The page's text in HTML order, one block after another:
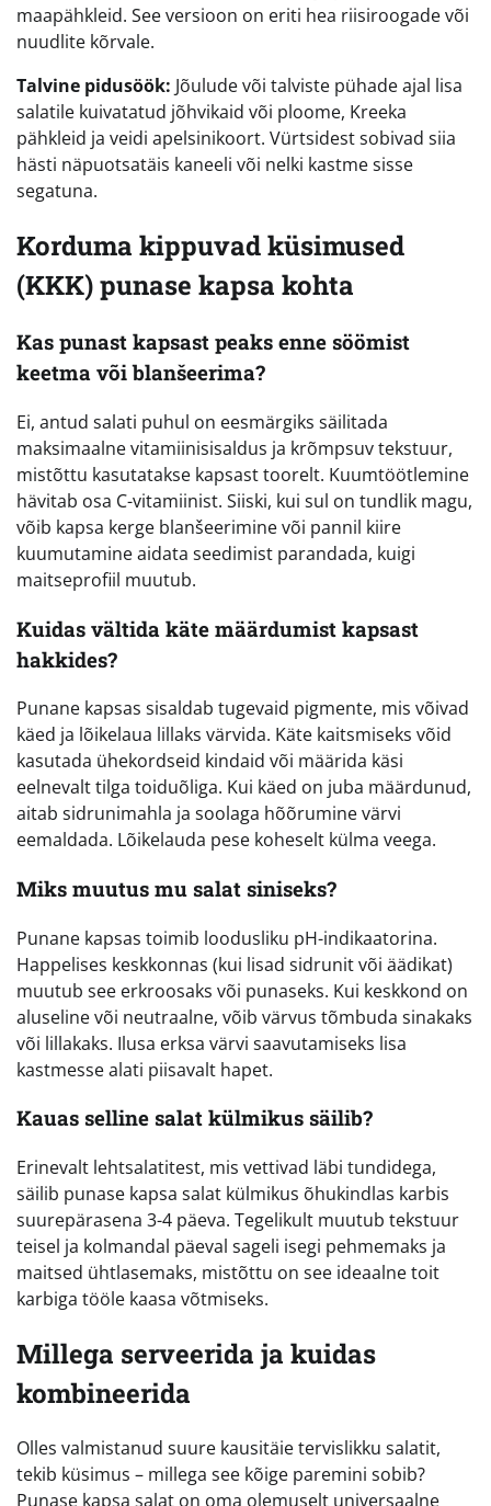
maapähkleid. See versioon on eriti hea riisiroogade või
nuudlite kõrvale.
Talvine pidusöök: Jõulude või talviste pühade ajal lisa
salatile kuivatatud jõhvikaid või ploome, Kreeka
pähkleid ja veidi apelsinikoort. Vürtsidest sobivad siia
hästi näpuotsatäis kaneeli või nelki kastme sisse
segatuna.
Korduma kippuvad küsimused
(KKK) punase kapsa kohta
Kas punast kapsast peaks enne söömist
keetma või blanšeerima?
Ei, antud salati puhul on eesmärgiks säilitada
maksimaalne vitamiinisisaldus ja krõmpsuv tekstuur,
mistõttu kasutatakse kapsast toorelt. Kuumtöötlemine
hävitab osa C-vitamiinist. Siiski, kui sul on tundlik magu,
võib kapsa kerge blanšeerimine või pannil kiire
kuumutamine aidata seedimist parandada, kuigi
maitseprofiil muutub.
Kuidas vältida käte määrdumist kapsast
hakkides?
Punane kapsas sisaldab tugevaid pigmente, mis võivad
käed ja lõikelaua lillaks värvida. Käte kaitsmiseks võid
kasutada ühekordseid kindaid või määrida käsi
eelnevalt tilga toiduõliga. Kui käed on juba määrdunud,
aitab sidrunimahla ja soolaga hõõrumine värvi
eemaldada. Lõikelauda pese koheselt külma veega.
Miks muutus mu salat siniseks?
Punane kapsas toimib loodusliku pH-indikaatorina.
Happelises keskkonnas (kui lisad sidrunit või äädikat)
muutub see erkroosaks või punaseks. Kui keskkond on
aluseline või neutraalne, võib värvus tõmbuda sinakaks
või lillakaks. Ilusa erksa värvi saavutamiseks lisa
kastmesse alati piisavalt hapet.
Kauas selline salat külmikus säilib?
Erinevalt lehtsalatitest, mis vettivad läbi tundidega,
säilib punase kapsa salat külmikus õhukindlas karbis
suurepärasena 3-4 päeva. Tegelikult muutub tekstuur
teisel ja kolmandal päeval sageli isegi pehmemaks ja
maitsed ühtlasemaks, mistõttu on see ideaalne toit
karbiga tööle kaasa võtmiseks.
Millega serveerida ja kuidas
kombineerida
Olles valmistanud suure kausitäie tervislikku salatit,
tekib küsimus – millega see kõige paremini sobib?
Punase kapsa salat on oma olemuselt universaalne